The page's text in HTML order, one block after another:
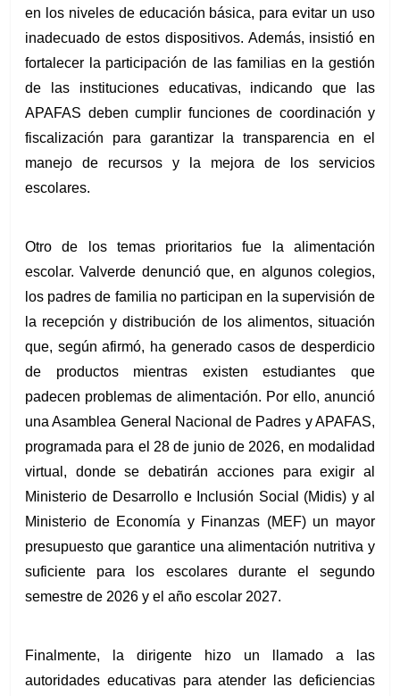
en los niveles de educación básica, para evitar un uso
inadecuado de estos dispositivos. Además, insistió en
fortalecer la participación de las familias en la gestión
de las instituciones educativas, indicando que las
APAFAS deben cumplir funciones de coordinación y
fiscalización para garantizar la transparencia en el
manejo de recursos y la mejora de los servicios
escolares.
Otro de los temas prioritarios fue la alimentación
escolar. Valverde denunció que, en algunos colegios,
los padres de familia no participan en la supervisión de
la recepción y distribución de los alimentos, situación
que, según afirmó, ha generado casos de desperdicio
de productos mientras existen estudiantes que
padecen problemas de alimentación. Por ello, anunció
una Asamblea General Nacional de Padres y APAFAS,
programada para el 28 de junio de 2026, en modalidad
virtual, donde se debatirán acciones para exigir al
Ministerio de Desarrollo e Inclusión Social (Midis) y al
Ministerio de Economía y Finanzas (MEF) un mayor
presupuesto que garantice una alimentación nutritiva y
suficiente para los escolares durante el segundo
semestre de 2026 y el año escolar 2027.
Finalmente, la dirigente hizo un llamado a las
autoridades educativas para atender las deficiencias